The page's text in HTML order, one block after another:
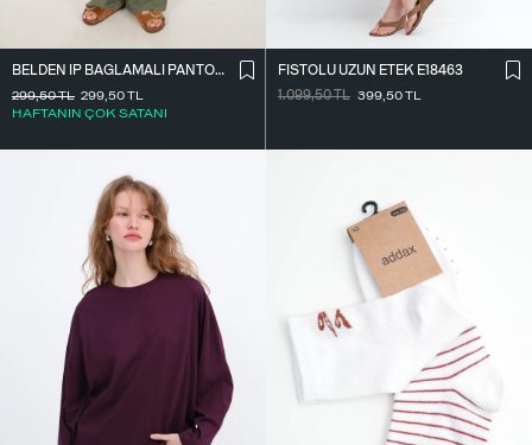
BELDEN İ̇P BAĞLAMALI PANTOLON PN16372-İ6
299,50TL
HAFTANIN ÇOK SATANI
299,50TL
FISTOLU UZUN ETEK E18463
1.099,50TL 399,50TL